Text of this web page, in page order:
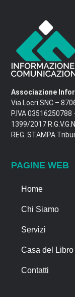
Associazione
Via Locri SNC –
P.IVA
1399/2017
REG. STAMPA
PAGINE WEB
Home
Chi Siamo
Servizi
Casa del Libro
Contatti